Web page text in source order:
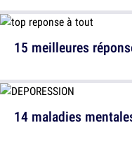
14 maladies
15 meilleures